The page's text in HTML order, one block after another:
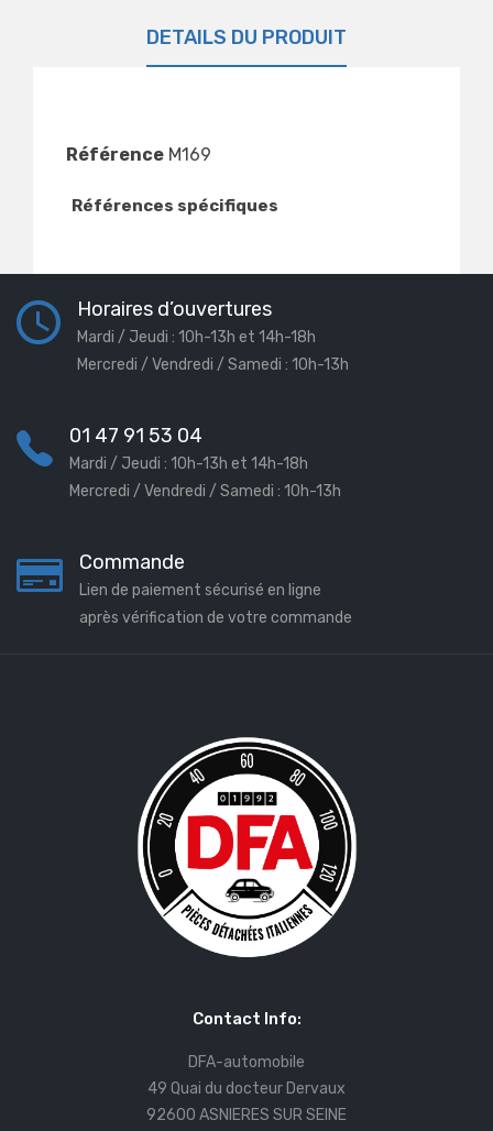
DÉTAILS DU PRODUIT
Référence M169
Références spécifiques
Horaires d’ouvertures
Mardi / Jeudi : 10h-13h et 14h-18h
Mercredi / Vendredi / Samedi : 10h-13h
01 47 91 53 04
Mardi / Jeudi : 10h-13h et 14h-18h
Mercredi / Vendredi / Samedi : 10h-13h
Commande
Lien de paiement sécurisé en ligne
après vérification de votre commande
Contact Info:
DFA-automobile
49 Quai du docteur Dervaux
92600 ASNIERES SUR SEINE